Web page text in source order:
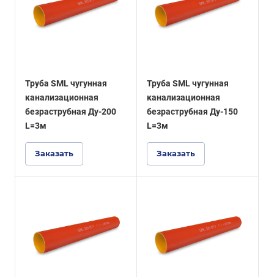
Труба SML чугунная
канализационная
безраструбная Ду-200
L=3м
Заказать
Труба SML чугунная
канализационная
безраструбная Ду-150
L=3м
Заказать